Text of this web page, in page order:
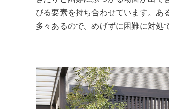
びる要素を持ち合わせています。あ
多々あるので、めげずに困難に対処